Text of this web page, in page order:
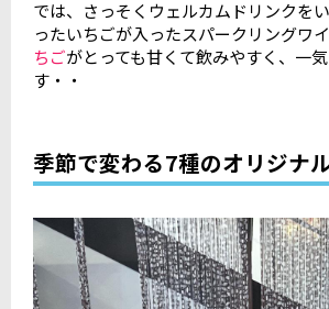
では、さっそくウェルカムドリンクを
ったいちごが入ったスパークリングワイ
ちごがとっても甘くて飲みやすく、一
す・・
季節で変わる7種のオリジナ